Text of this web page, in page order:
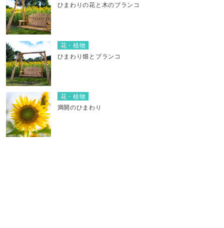
ひまわりの花と木のブランコ
花・植物
ひまわり畑とブランコ
花・植物
満開のひまわり